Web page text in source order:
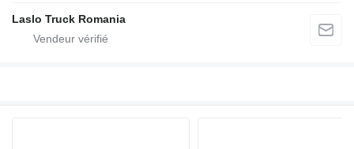
Laslo Truck Romania